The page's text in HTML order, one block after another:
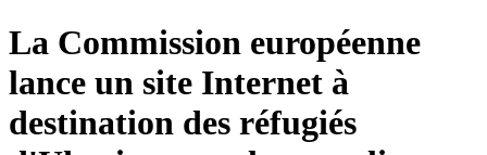
La Commission européenne
lance un site Internet à
destination des réfugiés